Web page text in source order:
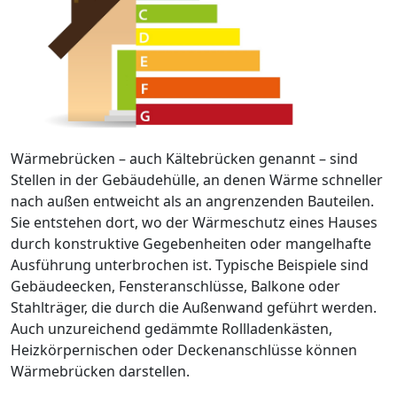
Wärmebrücken – auch Kältebrücken genannt – sind
Stellen in der Gebäudehülle, an denen Wärme schneller
nach außen entweicht als an angrenzenden Bauteilen.
Sie entstehen dort, wo der Wärmeschutz eines Hauses
durch konstruktive Gegebenheiten oder mangelhafte
Ausführung unterbrochen ist. Typische Beispiele sind
Gebäudeecken, Fensteranschlüsse, Balkone oder
Stahlträger, die durch die Außenwand geführt werden.
Auch unzureichend gedämmte Rollladenkästen,
Heizkörpernischen oder Deckenanschlüsse können
Wärmebrücken darstellen.